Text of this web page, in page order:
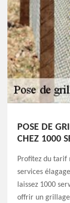
POSE DE
CHEZ 1000
Profitez du tarif
services
laissez 1000
offrir un grillage